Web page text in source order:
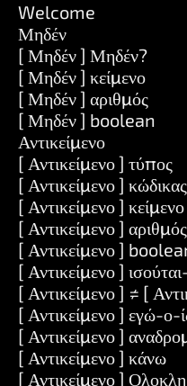
Welcome
Μηδέν
[ Μηδέν ] Μηδέν?
[ Μηδέν ] κείμενο
[ Μηδέν ] αριθμός
[ Μηδέν ] boolean
Αντικείμενο
[ Αντικείμενο ] τύπος
[ Αντικείμενο ]
[ Αντικείμενο ] κείμενο
[ Αντικείμενο ] αριθμός
[ Αντικείμενο ]
[ Αντικείμενο ]
[ Αντικείμενο ] ≠ [
[ Αντικείμενο ] εγώ-ο-
[ Αντικείμενο ]
[ Αντικείμενο ] κάνω
[ Αντικείμενο ]